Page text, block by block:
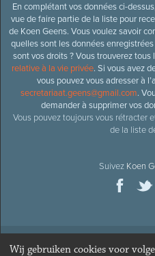
En complétant vos données ci-
vue de faire partie de la liste pour
de Koen Geens. Vous voulez savoir
quelles sont les données
sont vos droits ? Vous trouverez
relative à la vie privée. Si vous avez
vous pouvez vous adresser à
secretariaat.geens@gmail.com.
demander à supprimer vos
Vous pouvez toujours vous rétracter
de la liste
Suivez Koen
Wij gebruiken cookies voor